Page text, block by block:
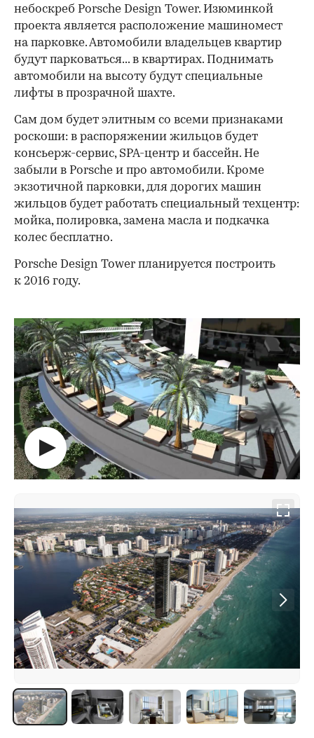
небоскреб Porsche Design Tower. Изюминкой
проекта является расположение машиномест
на парковке. Автомобили владельцев квартир
будут парковаться... в квартирах. Поднимать
автомобили на высоту будут специальные
лифты в прозрачной шахте.
Сам дом будет элитным со всеми признаками
роскоши: в распоряжении жильцов будет
консьерж-сервис, SPA-центр и бассейн. Не
забыли в Porsche и про автомобили. Кроме
экзотичной парковки, для дорогих машин
жильцов будет работать специальный техцентр:
мойка, полировка, замена масла и подкачка
колес бесплатно.
Porsche Design Tower планируется построить
к 2016 году.
00:00 00:00